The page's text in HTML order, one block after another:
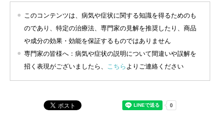
このコンテンツは、病気や症状に関する知識を得るためのも
のであり、特定の治療法、専門家の見解を推奨したり、商品
や成分の効果・効能を保証するものではありません
専門家の皆様へ：病気や症状の説明について間違いや誤解を
招く表現がございましたら、
こちら よりご連絡ください